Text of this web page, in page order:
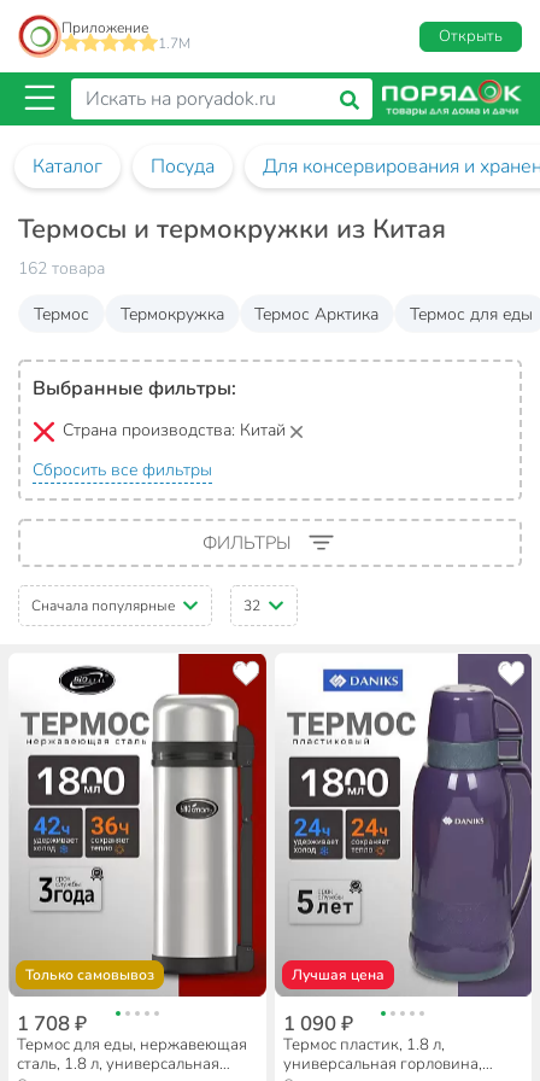
Приложение
1.7M
Открыть
Каталог Посуда Для консервирования и
Термосы и термокружки из Китая
162 товара
Термос
Термокружка Термос Арктика Термос для еды
Выбранные фильтры:
Страна производства: Китай
Сбросить все фильтры
ФИЛЬТРЫ
Сначала популярные 32
Только самовывоз
1 708 ₽
Термос для еды, нержавеющая
сталь, 1.8 л, универсальная
Лучшая цена
1 090 ₽
Термос пластик, 1.8 л,
универсальная горловина,